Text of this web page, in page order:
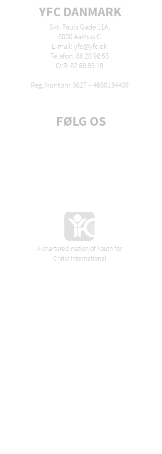
YFC DANMARK
Skt. Pauls Gade 11A,
8000 Aarhus C
E-mail: yfc@yfc.dk
Telefon: 86 20 98 55
CVR: 82 68 89 19
Reg./kontonr 3627 –4660134409
FØLG OS
A chartered nation of Youth for
Christ International